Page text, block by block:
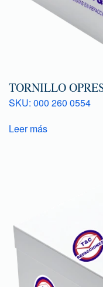
TORNILLO
SKU: 000 260 0554
Leer más